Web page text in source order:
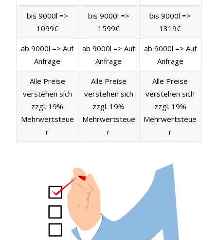
bis 9000l =>
1099€
bis 9000l =>
1599€
bis 9000l =>
1319€
ab 9000l => Auf
Anfrage
ab 9000l => Auf
Anfrage
ab 9000l => Auf
Anfrage
Alle Preise
verstehen sich
zzgl. 19%
Mehrwertsteue
r
Alle Preise
verstehen sich
zzgl. 19%
Mehrwertsteue
r
Alle Preise
verstehen sich
zzgl. 19%
Mehrwertsteue
r